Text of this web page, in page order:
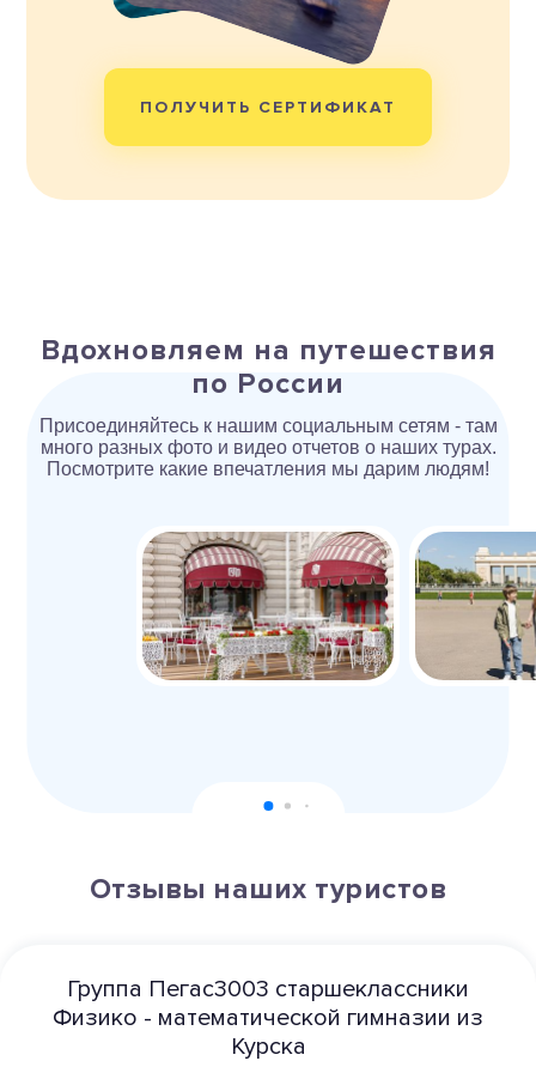
ПОЛУЧИТЬ СЕРТИФИКАТ
Вдохновляем на путешествия
по России
Присоединяйтесь к нашим социальным сетям - там
много разных фото и видео отчетов о наших турах.
Посмотрите какие впечатления мы дарим людям!
Отзывы наших туристов
Группа Пегас3003 старшеклассники
Физико - математической гимназии из
Курска